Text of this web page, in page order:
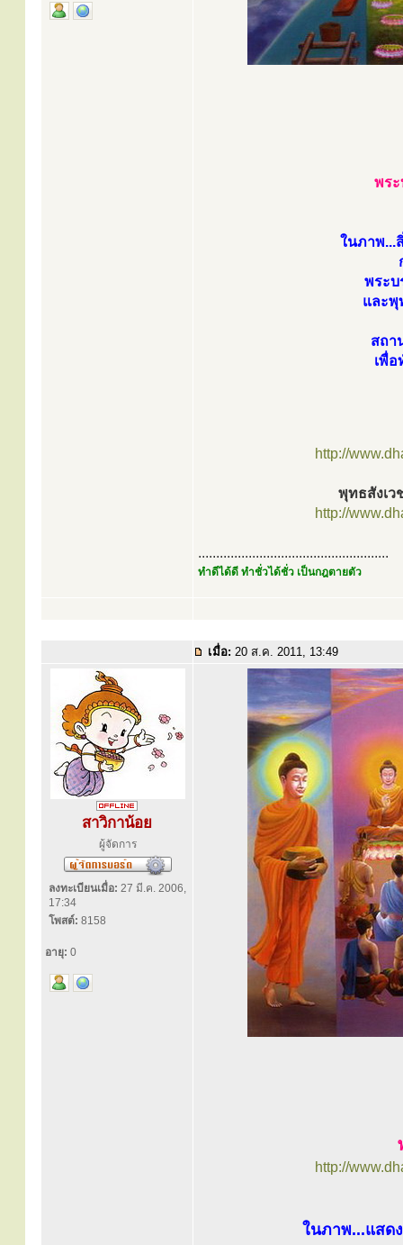
พร
ในภาพ...
พระบ
และพุ
สถา
เพื่
http://
พุทธสังเว
http://
.....................................................
ทำดีได้ดี ทำชั่วได้ชั่ว เป็นกฎตายตัว
เมื่อ: 20 ส.ค. 2011, 13:49
สาวิกาน้อย
ผู้จัดการ
ลงทะเบียนเมื่อ: 27 มี.ค. 2006,
17:34
โพสต์: 8158
อายุ: 0
http://
ในภาพ...แสด